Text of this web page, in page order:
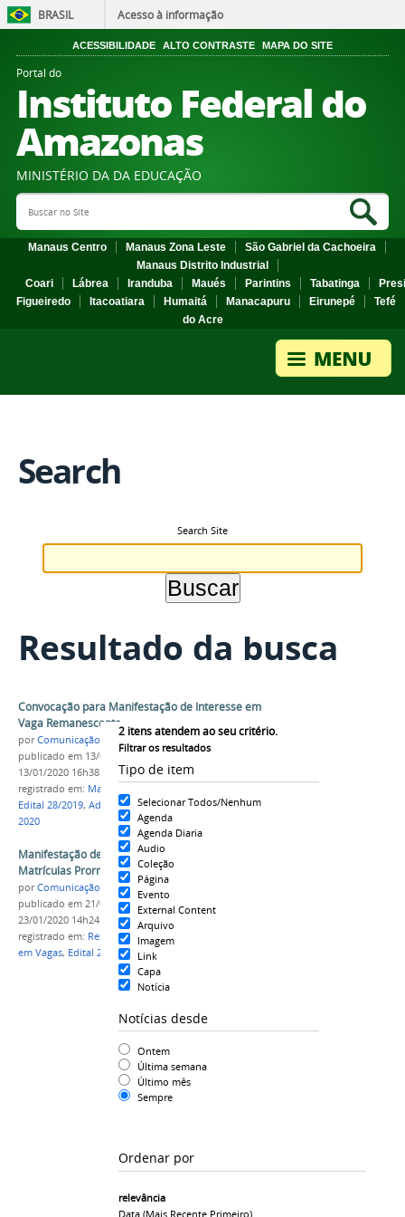
BRASIL Acesso à informação
ACESSIBILIDADE ALTO CONTRASTE MAPA DO SITE
Portal do
Instituto Federal do
Amazonas
MINISTÉRIO DA DA EDUCAÇÃO
Search Site
Manaus Centro Manaus Zona Leste
São Gabriel da Cachoeira
Manaus Distrito Industrial
Coari
Lábrea Iranduba Maués Parintins Tabatinga
Figueiredo
Itacoatiara Humaitá Manacapuru Eirunepé
Tefé
do Acre
Search
Search Site
Resultado da busca
2 itens atendem ao seu critério.
Filtrar os resultados
Tipo de item
Selecionar Todos/Nenhum
Agenda
Agenda Diaria
Audio
Coleção
Página
Evento
External Content
Arquivo
Imagem
Link
Capa
Notícia
Notícias desde
Ontem
Última semana
Último mês
Sempre
Ordenar por
relevância
Data (mais Recente Primeiro)
Convocação para Manifestação de Interesse em
Vaga Remanescente
porComunicação COARI
publicado em 13/01/2020—última modificação
13/01/2020 16h38
registrado em: Manifestação de Interesse em Vagas
Edital 28/2019, Administração Proeja ,IFAM CCO,
2020
Manifestação de Interesse em Vagas -
Matrículas Prorrogadas
porComunicação COARI
publicado em 21/01/2020 última modificação
23/01/2020 14h24
registrado em: Resultado , Manifestação de Interesse
em Vagas, Edital 28/2019 IFAM CAMPUS CAORI